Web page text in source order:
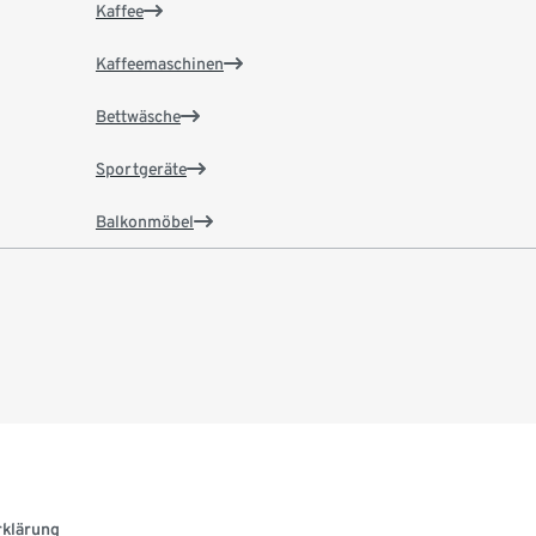
Kaffee
Kaffeemaschinen
Bettwäsche
Sportgeräte
Balkonmöbel